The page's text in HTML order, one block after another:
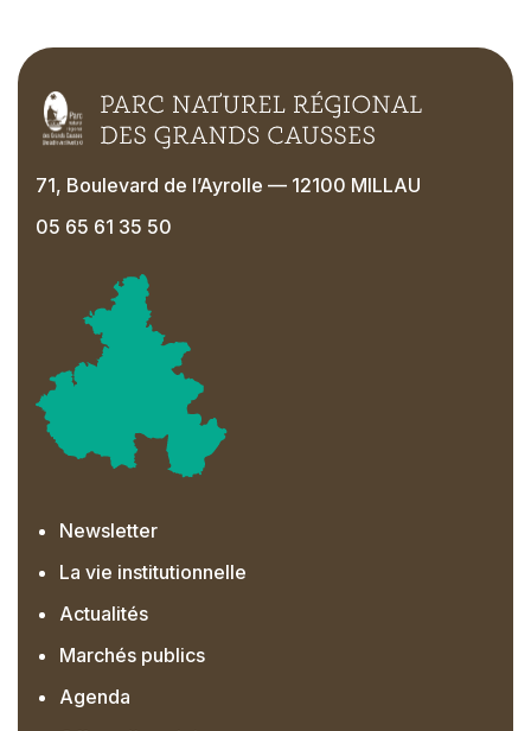
71, Boulevard de l’Ayrolle — 12100 MILLAU
05 65 61 35 50
Newsletter
La vie institutionnelle
Actualités
Marchés publics
Agenda